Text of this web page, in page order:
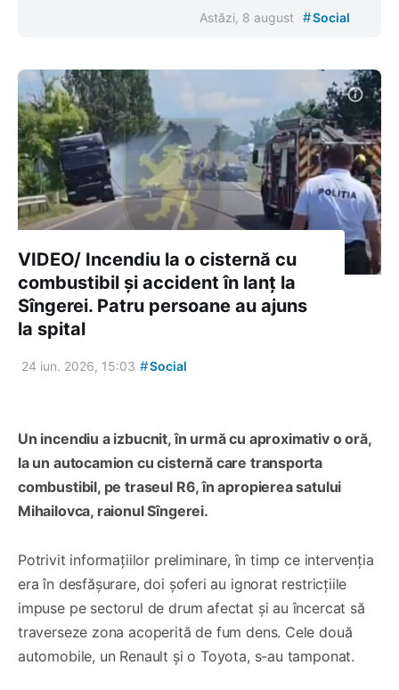
Astăzi, 8 august #Social
VIDEO/ Incendiu la o cisternă cu
combustibil și accident în lanț la
Sîngerei. Patru persoane au ajuns
la spital
24 iun. 2026, 15:03 #Social
Un incendiu a izbucnit, în urmă cu aproximativ o oră,
la un autocamion cu cisternă care transporta
combustibil, pe traseul R6, în apropierea satului
Mihailovca, raionul Sîngerei.
Potrivit informațiilor preliminare, în timp ce intervenția
era în desfășurare, doi șoferi au ignorat restricțiile
impuse pe sectorul de drum afectat și au încercat să
traverseze zona acoperită de fum dens. Cele două
automobile, un Renault și o Toyota, s-au tamponat.